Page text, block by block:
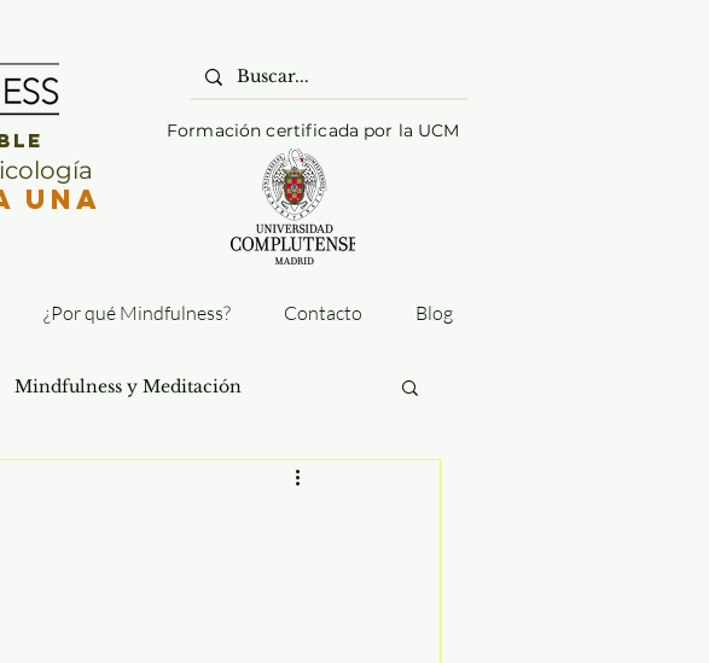
una
Formación certificada por la UCM
¿Por qué Mindfulness? Contacto Blog
Mindfulness y Meditación